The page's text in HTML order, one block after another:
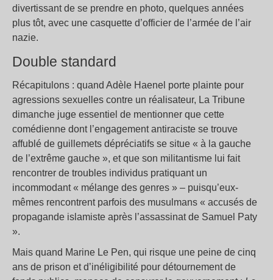
divertissant de se prendre en photo, quelques années
plus tôt, avec une casquette d’officier de l’armée de l’air
nazie.
Double standard
Récapitulons : quand Adèle Haenel porte plainte pour
agressions sexuelles contre un réalisateur, La Tribune
dimanche juge essentiel de mentionner que cette
comédienne dont l’engagement antiraciste se trouve
affublé de guillemets dépréciatifs se situe « à la gauche
de l’extrême gauche », et que son militantisme lui fait
rencontrer de troubles individus pratiquant un
incommodant « mélange des genres » – puisqu’eux-
mêmes rencontrent parfois des musulmans « accusés de
propagande islamiste après l’assassinat de Samuel Paty
».
Mais quand Marine Le Pen, qui risque une peine de cinq
ans de prison et d’inéligibilité pour détournement de